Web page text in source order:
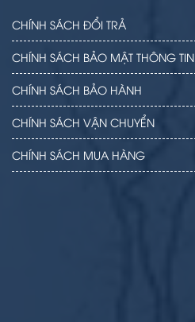
CHÍNH SÁCH ĐỔI TRẢ
CHÍNH SÁCH BẢO MẬT THÔNG TIN
CHÍNH SÁCH BẢO HÀNH
CHÍNH SÁCH VẬN CHUYỂN
CHÍNH SÁCH MUA HÀNG